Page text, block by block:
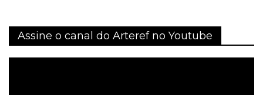
Assine o canal do Arteref no Youtube